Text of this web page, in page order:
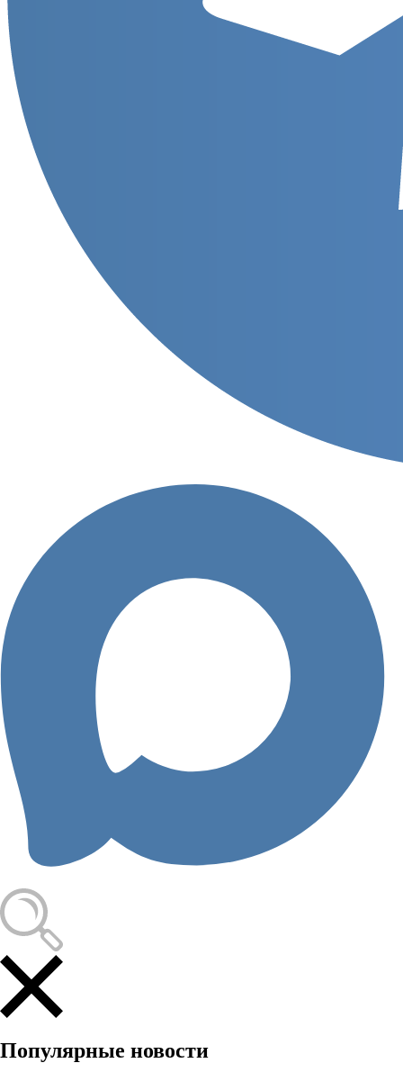
Популярные новости